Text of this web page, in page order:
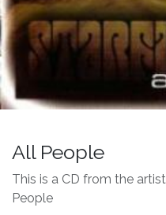
All People
This is a CD from the
People